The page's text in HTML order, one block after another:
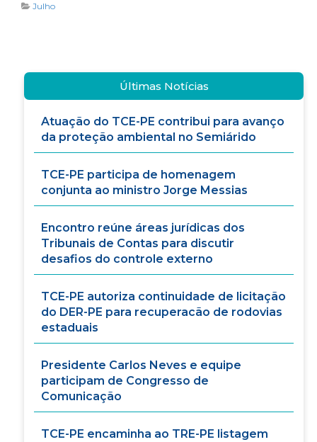
Julho
Últimas Notícias
Atuação do TCE-PE contribui para avanço
da proteção ambiental no Semiárido
TCE-PE participa de homenagem
conjunta ao ministro Jorge Messias
Encontro reúne áreas jurídicas dos
Tribunais de Contas para discutir
desafios do controle externo
TCE-PE autoriza continuidade de licitação
do DER-PE para recuperacão de rodovias
estaduais
Presidente Carlos Neves e equipe
participam de Congresso de
Comunicação
TCE-PE encaminha ao TRE-PE listagem